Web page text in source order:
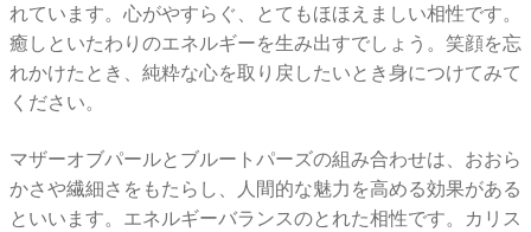
れています。心がやすらぐ、とてもほほえましい相性です。
癒しといたわりのエネルギーを生み出すでしょう。笑顔を忘
れかけたとき、純粋な心を取り戻したいとき身につけてみて
ください。
マザーオブパールとブルートパーズの組み合わせは、おおら
かさや繊細さをもたらし、人間的な魅力を高める効果がある
といいます。エネルギーバランスのとれた相性です。カリス